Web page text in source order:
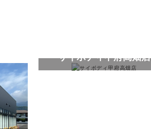
サイボディ甲府高畑店